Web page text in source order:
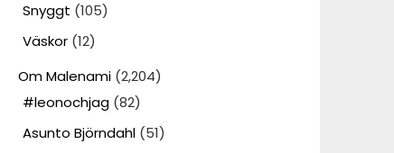
Snyggt (105)
Väskor(12)
Om Malenami(2,204)
#leonochjag(82)
Asunto Björndahl(51)